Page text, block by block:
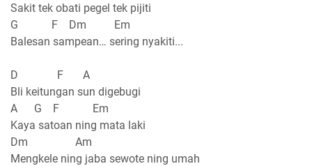
Sakit tek obati pegel tek pijiti
G F Dm Em
Balesan sampean… sering nyakiti...
D F A
Bli keitungan sun digebugi
A G F Em
Kaya satoan ning mata laki
Dm Am
Mengkele ning jaba sewote ning umah